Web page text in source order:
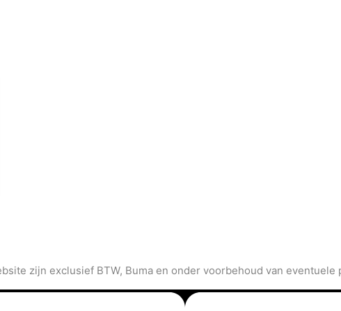
zijn exclusief BTW, Buma en onder voorbehoud van